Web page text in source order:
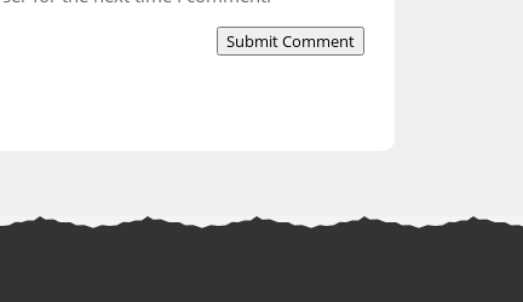
Submit Comment